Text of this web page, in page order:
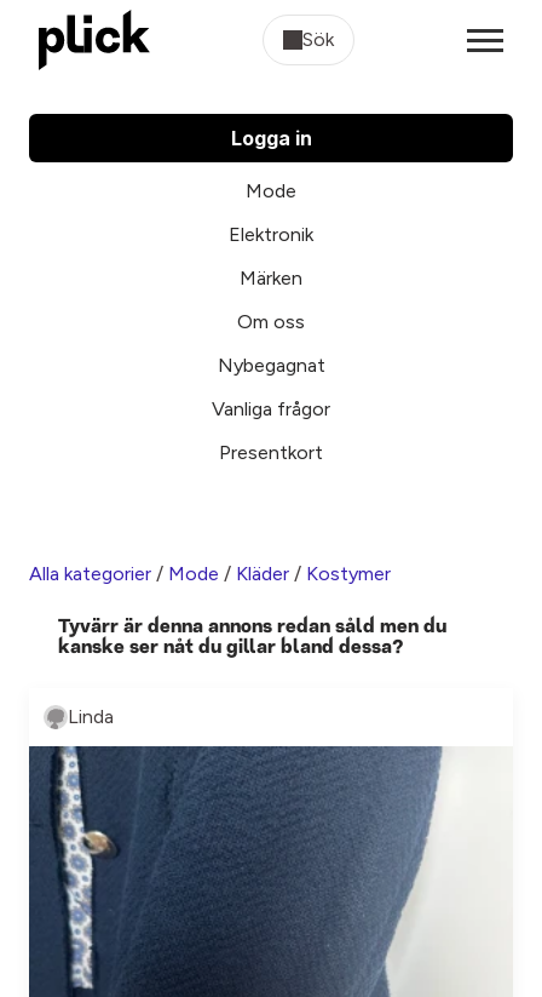
Sök
Logga in
Mode
Elektronik
Märken
Om oss
Nybegagnat
Vanliga frågor
Presentkort
Alla kategorier / Mode / Kläder / Kostymer
Tyvärr är denna annons redan såld men du
kanske ser nåt du gillar bland dessa?
Linda